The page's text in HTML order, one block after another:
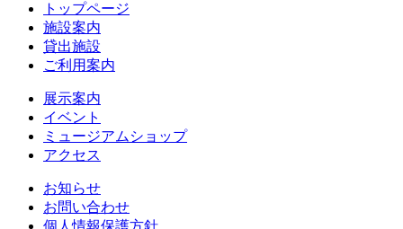
トップページ
施設案内
貸出施設
ご利用案内
展示案内
イベント
ミュージアムショップ
アクセス
お知らせ
お問い合わせ
個人情報保護方針